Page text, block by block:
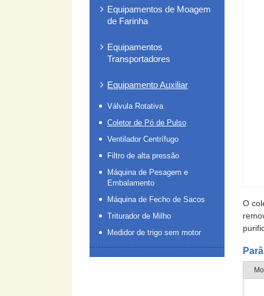
O
Equipamentos de Moagem
de Farinha
Equipamentos
Transportadores
Equipamento Auxiliar
Válvula Rotativa
Coletor de Pó de Pulso
Ventilador Centrífugo
Filtro de alta pressão
Máquina de Pesagem e
Embalamento
Máquina de Fecho de Sacos
Triturador de Milho
Medidor de trigo sem motor